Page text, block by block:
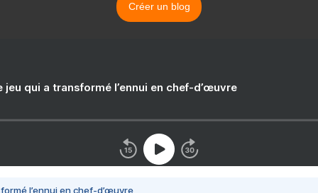
Créer un blog
jeu qui a transformé l’ennui en chef-d’œuvre
l’ennui en chef-d’œuvre